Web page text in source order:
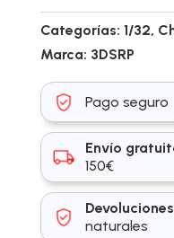
Categorías: 1/32,
Marca: 3DSRP
Pago seguro
Envío
150€
naturales